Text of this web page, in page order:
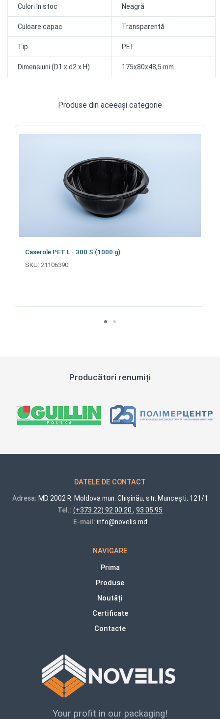
Culori în stoc Neagră
Culoare capac Transparentă
Tip PET
Dimensiuni (D1 x d2 x H) 175x80x48,5 mm
Produse din aceeași categorie
Caserole PET L - 300 S (1000 g)
SKU: 21106390
Producători renumiți
DATELE DE CONTACT
Adresa: MD 2002 R. Moldova mun. Chișinău, str. Muncești, 121/1
Tel.: (+373 22) 92 00 20 , 93 05 95
E-mail: info@novelis.md
NAVIGARE
Prima
Produse
Noutăți
Certificate
Contacte
Your profit in our packaging!